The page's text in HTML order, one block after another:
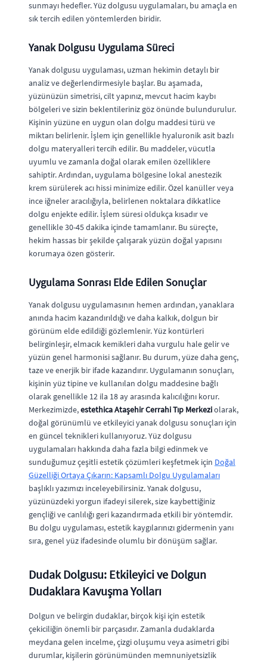
sunmayı hedefler. Yüz dolgusu uygulamaları, bu amaçla en
sık tercih edilen yöntemlerden biridir.
Yanak Dolgusu Uygulama Süreci
Yanak dolgusu uygulaması, uzman hekimin detaylı bir
analiz ve değerlendirmesiyle başlar. Bu aşamada,
yüzünüzün simetrisi, cilt yapınız, mevcut hacim kaybı
bölgeleri ve sizin beklentileriniz göz önünde bulundurulur.
Kişinin yüzüne en uygun olan dolgu maddesi türü ve
miktarı belirlenir. İşlem için genellikle hyaluronik asit bazlı
dolgu materyalleri tercih edilir. Bu maddeler, vücutla
uyumlu ve zamanla doğal olarak emilen özelliklere
sahiptir. Ardından, uygulama bölgesine lokal anestezik
krem sürülerek acı hissi minimize edilir. Özel kanüller veya
ince iğneler aracılığıyla, belirlenen noktalara dikkatlice
dolgu enjekte edilir. İşlem süresi oldukça kısadır ve
genellikle 30-45 dakika içinde tamamlanır. Bu süreçte,
hekim hassas bir şekilde çalışarak yüzün doğal yapısını
korumaya özen gösterir.
Uygulama Sonrası Elde Edilen Sonuçlar
Yanak dolgusu uygulamasının hemen ardından, yanaklara
anında hacim kazandırıldığı ve daha kalkık, dolgun bir
görünüm elde edildiği gözlemlenir. Yüz kontürleri
belirginleşir, elmacık kemikleri daha vurgulu hale gelir ve
yüzün genel harmonisi sağlanır. Bu durum, yüze daha genç,
taze ve enerjik bir ifade kazandırır. Uygulamanın sonuçları,
kişinin yüz tipine ve kullanılan dolgu maddesine bağlı
olarak genellikle 12 ila 18 ay arasında kalıcılığını korur.
Merkezimizde,estethica Ataşehir Cerrahi Tıp Merkeziolarak,
doğal görünümlü ve etkileyici yanak dolgusu sonuçları için
en güncel teknikleri kullanıyoruz. Yüz dolgusu
uygulamaları hakkında daha fazla bilgi edinmek ve
sunduğumuz çeşitli estetik çözümleri keşfetmek için Doğal
Güzelliği Ortaya Çıkarın: Kapsamlı Dolgu Uygulamaları
başlıklı yazımızı inceleyebilirsiniz. Yanak dolgusu,
yüzünüzdeki yorgun ifadeyi silerek, size kaybettiğiniz
gençliği ve canlılığı geri kazandırmada etkili bir yöntemdir.
Bu dolgu uygulaması, estetik kaygılarınızı gidermenin yanı
sıra, genel yüz ifadesinde olumlu bir dönüşüm sağlar.
Dudak Dolgusu: Etkileyici ve Dolgun
Dudaklara Kavuşma Yolları
Dolgun ve belirgin dudaklar, birçok kişi için estetik
çekiciliğin önemli bir parçasıdır. Zamanla dudaklarda
meydana gelen incelme, çizgi oluşumu veya asimetri gibi
durumlar, kişilerin görünümünden memnuniyetsizlik